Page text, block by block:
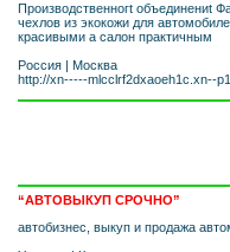
Производственногt объединениt
чехлов из экокожи для
красивыми а салон практичным
Россия | Москва
http://xn-----mlcclrf2dxaoeh1c.xn--
“АВТОВЫКУП СРОЧНО”
автобизнес, выкуп и продажа